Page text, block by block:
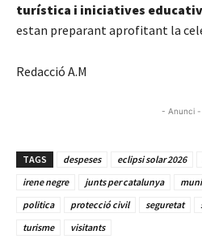
turística i iniciatives
estan preparant aprofitant la
Redacció A.M
- Anunci -
TAGS despeses eclipsi solar 2026
irene negre
junts per catalunya
politica
protecció civil seguretat
turisme
visitants